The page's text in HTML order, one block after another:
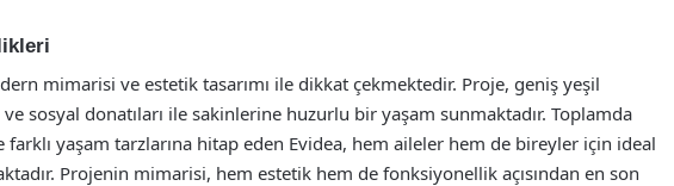
mimarisi ve estetik tasarımı ile dikkat çekmektedir. Proje, geniş yeşil
sosyal donatıları ile sakinlerine huzurlu bir yaşam sunmaktadır. Toplamda
yaşam tarzlarına hitap eden Evidea, hem aileler hem de bireyler için ideal
Projenin mimarisi, hem estetik hem de fonksiyonellik açısından en son